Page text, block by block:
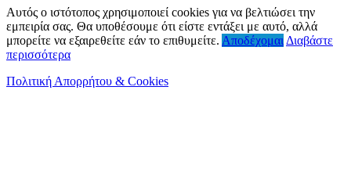
Αυτός ο ιστότοπος χρησιμοποιεί cookies για να βελτιώσει την
εμπειρία σας. Θα υποθέσουμε ότι είστε εντάξει με αυτό, αλλά
μπορείτε να εξαιρεθείτε εάν το επιθυμείτε. Αποδέχομαι Διαβάστε
περισσότερα
Πολιτική Απορρήτου & Cookies